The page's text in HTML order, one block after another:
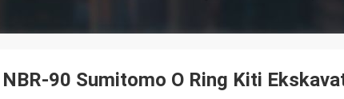
NBR-90 Sumitomo O Ring Kiti